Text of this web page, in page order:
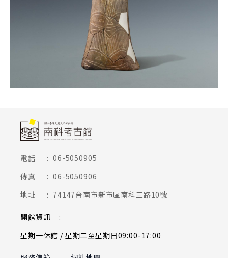
頁尾網站資訊
電話 : 06-5050905
傳真
: 06-5050906
地址
: 74147台南市新市區南科三路10號
開館資訊
:
星期一休館 / 星期二至星期日09:00-17:00